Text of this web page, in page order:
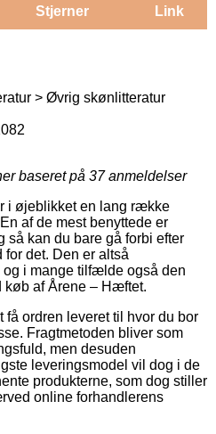
Stjerner Link
> Øvrig skønlitteratur
baseret på 37anmeldelser
i øjeblikket en lang række
af de mest benyttede er
så kan du bare gå forbi efter
det. Den er altså
i mange tilfælde også den
køb af Årene – Hæftet.
ordren leveret til hvor du bor
Fragtmetoden bliver som
men desuden
leveringsmodel vil dog i de
produkterne, som dog stiller
online forhandlerens